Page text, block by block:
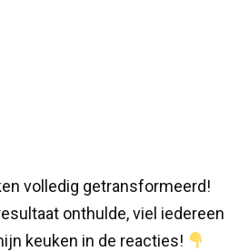
volledig getransformeerd!
onthulde, viel iedereen
keuken in de reacties!